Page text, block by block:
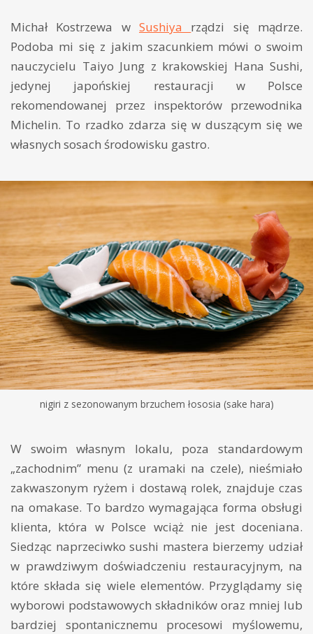
Michał Kostrzewa w Sushiya rządzi się mądrze.
Podoba mi się z jakim szacunkiem mówi o swoim
nauczycielu Taiyo Jung z krakowskiej Hana Sushi,
jedynej japońskiej restauracji w Polsce
rekomendowanej przez inspektorów przewodnika
Michelin. To rzadko zdarza się w duszącym się we
własnych sosach środowisku gastro.
nigiri z sezonowanym brzuchem łososia (sake hara)
W swoim własnym lokalu, poza standardowym
„zachodnim” menu (z uramaki na czele), nieśmiało
zakwaszonym ryżem i dostawą rolek, znajduje czas
na omakase. To bardzo wymagająca forma obsługi
klienta, która w Polsce wciąż nie jest doceniana.
Siedząc naprzeciwko sushi mastera bierzemy udział
w prawdziwym doświadczeniu restauracyjnym, na
które składa się wiele elementów. Przyglądamy się
wyborowi podstawowych składników oraz mniej lub
bardziej spontanicznemu procesowi myślowemu,